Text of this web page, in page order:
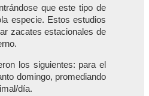
que este tipo de
especie. Estos estudios
zacates estacionales de
los siguientes: para el
domingo, promediando
día.